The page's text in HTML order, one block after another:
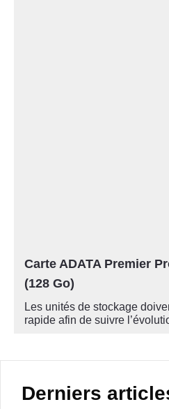
Carte ADATA Premier
(128 Go)
Les unités de stockage
rapide afin de suivre
Derniers